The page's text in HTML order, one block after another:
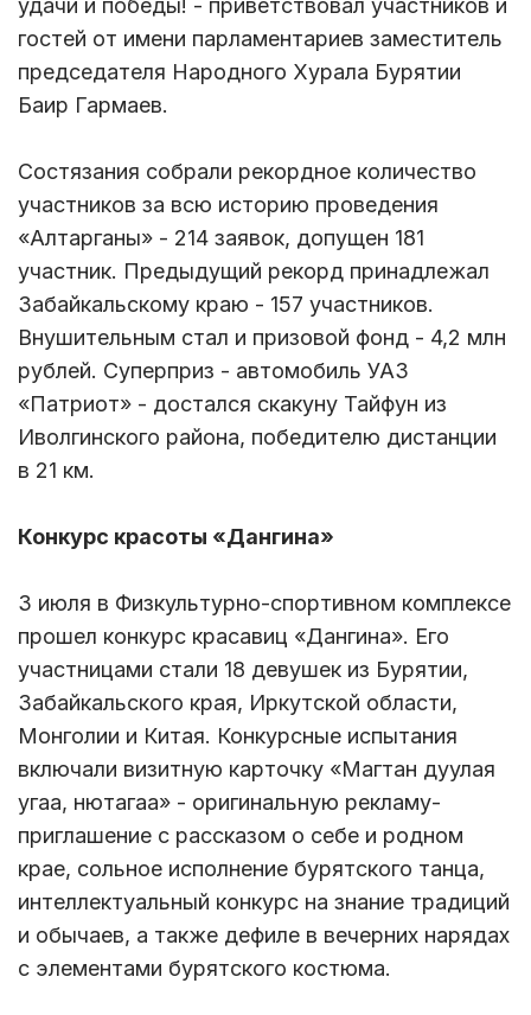
удачи и победы! - приветствовал участников и
гостей от имени парламентариев заместитель
председателя Народного Хурала Бурятии
Баир Гармаев.
Состязания собрали рекордное количество
участников за всю историю проведения
«Алтарганы» - 214 заявок, допущен 181
участник. Предыдущий рекорд принадлежал
Забайкальскому краю - 157 участников.
Внушительным стал и призовой фонд - 4,2 млн
рублей. Суперприз - автомобиль УАЗ
«Патриот» - достался скакуну Тайфун из
Иволгинского района, победителю дистанции
в 21 км.
Конкурс красоты «Дангина»
3 июля в Физкультурно-спортивном комплексе
прошел конкурс красавиц «Дангина». Его
участницами стали 18 девушек из Бурятии,
Забайкальского края, Иркутской области,
Монголии и Китая. Конкурсные испытания
включали визитную карточку «Магтан дуулая
угаа, нютагаа» - оригинальную рекламу-
приглашение с рассказом о себе и родном
крае, сольное исполнение бурятского танца,
интеллектуальный конкурс на знание традиций
и обычаев, а также дефиле в вечерних нарядах
с элементами бурятского костюма.